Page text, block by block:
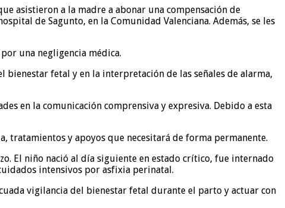
asistieron a la madre a abonar una compensación de
de Sagunto, en la Comunidad Valenciana. Además, se les
una negligencia médica.
fetal y en la interpretación de las señales de alarma,
en la comunicación comprensiva y expresiva. Debido a esta
tratamientos y apoyos que necesitará de forma permanente.
El niño nació al día siguiente en estado crítico, fue internado
intensivos por asfixia perinatal.
vigilancia del bienestar fetal durante el parto y actuar con